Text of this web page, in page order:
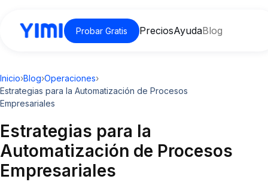
Probar Gratis PreciosAyudaBlog
Inicio›Blog›Operaciones›
Estrategias para la Automatización de Procesos
Empresariales
Estrategias para la
Automatización de Procesos
Empresariales